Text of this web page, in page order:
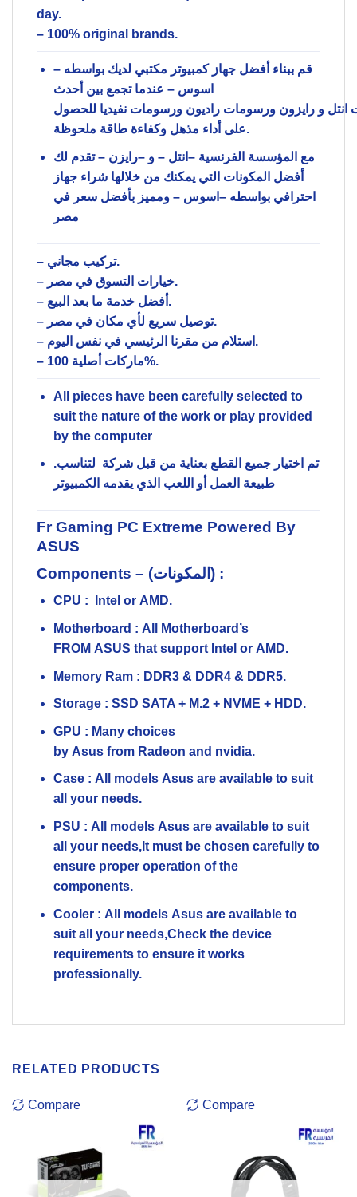
day.
– 100% original brands.
قم ببناء أفضل جهاز كمبيوتر مكتبي لديك بواسطه –
اسوس – عندما تجمع بين أحدث
انتل ورايزون ورسوماتراديون ورسومات نفيديا للحصول
على أداء مذهل وكفاءة طاقة ملحوظة.
مع المؤسسة الفرنسية – انتل – و –رايزن – تقدم لك
أفضل المكونات التي يمكنك من خلالها شراء جهاز
احترافي بواسطه – اسوس – ومميز بأفضل سعر في
مصر
–
تركيب مجاني.
– خيارات التسوق في مصر.
– أفضل خدمة ما بعد البيع.
– توصيل سريع لأي مكان في مصر.
– استلام من مقرنا الرئيسي في نفس اليوم.
– ماركات أصلية 100%.
All pieces have been carefully selected to
suit the nature of the work or play provided
by the computer
.تم اختيار جميع القطع بعناية من قبل شركة لتناسب
طبيعة العمل أو اللعب الذي يقدمه الكمبيوتر
Fr Gaming PC Extreme Powered By
ASUS
Components – (المكونات) :
CPU : Intel orAMD.
Motherboard : All Motherboard’s
FROM ASUS that support Intel orAMD.
Memory Ram : DDR3 & DDR4 & DDR5.
Storage : SSD SATA + M.2 + NVME + HDD.
GPU : Many choices
by Asusfrom Radeon and nvidia.
Case : All models Asusare available to suit
all your needs.
PSU : All models Asusare available to suit
all your needs,It must be chosen carefully to
ensure proper operation of the
components.
Cooler : All models Asusare available to
suit all your needs,Check the device
requirements to ensure it works
professionally.
RELATED PRODUCTS
Compare Compare